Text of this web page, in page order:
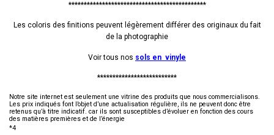
*********************************************
Les coloris des finitions peuvent légèrement différer des originaux du fait
de la photographie
Voir tous nos sols en vinyle
**************************
Notre site internet est seulement une vitrine des produits que nous commercialisons.
Les prix indiqués font l’objet d’une actualisation régulière, ils ne peuvent donc être
retenus qu’à titre indicatif. car ils sont susceptibles d’évoluer en fonction des cours
des matières premières et de l’énergie
*4